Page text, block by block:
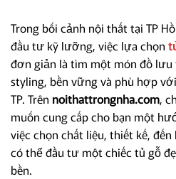
Trong bối cảnh nội thất tại TP
đầu tư kỹ lưỡng, việc lựa chọn
đơn giản là tìm một món đồ
styling, bền vững và phù hợp
TP. Trên noithattrongnha.com,
muốn cung cấp cho bạn một
việc chọn chất liệu, thiết kế,
có thể đầu tư một chiếc tủ gỗ
bền.